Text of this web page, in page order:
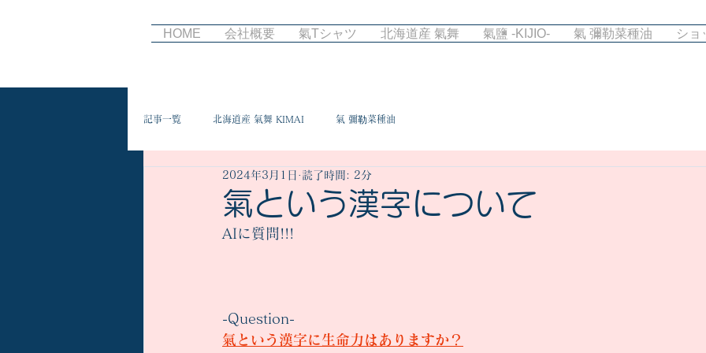
HOME 会社概要 氣Tシャツ 北海道産 氣舞 氣鹽 -KIJIO- 氣 彌勒菜種油 ショ
記事一覧 北海道産 氣舞 KIMAI 氣 彌勒菜種油
氣という漢字について
2024年3月1日 読了時間: 2分
AIに質問!!!
-Question-
氣という漢字に生命力はありますか？